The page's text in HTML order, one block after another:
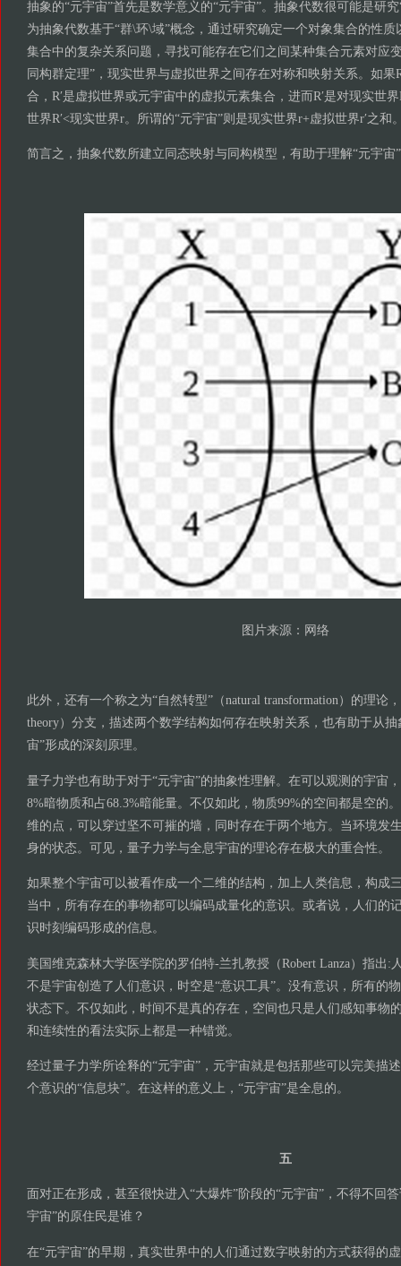
抽象的“元宇宙”首先是数学意义的“元宇宙”。抽象代数很可能是研
为抽象代数基于“群\环\域”概念，通过研究确定一个对象集合的性
集合中的复杂关系问题，寻找可能存在它们之间某种集合元素对应
同构群定理”，现实世界与虚拟世界之间存在对称和映射关系。如
合，R′是虚拟世界或元宇宙中的虚拟元素集合，进而R′是对现实世
世界R′<现实世界r。所谓的“元宇宙”则是现实世界r+虚拟世界r′之和
简言之，抽象代数所建立同态映射与同构模型，有助于理解“元宇宙
图片来源：网络
此外，还有一个称之为“自然转型”（natural transformation）的理论
theory）分支，描述两个数学结构如何存在映射关系，也有助于从
宙”形成的深刻原理。
量子力学也有助于对于“元宇宙”的抽象性理解。在可以观测的宇宙
8%暗物质和占68.3%暗能量。不仅如此，物质99%的空间都是空的
维的点，可以穿过坚不可摧的墙，同时存在于两个地方。当环境发
身的状态。可见，量子力学与全息宇宙的理论存在极大的重合性。
如果整个宇宙可以被看作成一个二维的结构，加上人类信息，构成
当中，所有存在的事物都可以编码成量化的意识。或者说，人们的
识时刻编码形成的信息。
美国维克森林大学医学院的罗伯特-兰扎教授（Robert Lanza）指出:
不是宇宙创造了人们意识，时空是“意识工具”。没有意识，所有的
状态下。不仅如此，时间不是真的存在，空间也只是人们感知事物
和连续性的看法实际上都是一种错觉。
经过量子力学所诠释的“元宇宙”，元宇宙就是包括那些可以完美描
个意识的“信息块”。在这样的意义上，“元宇宙”是全息的。
五
面对正在形成，甚至很快进入“大爆炸”阶段的“元宇宙”，不得不回
宇宙”的原住民是谁？
在“元宇宙”的早期，真实世界中的人们通过数字映射的方式获得的